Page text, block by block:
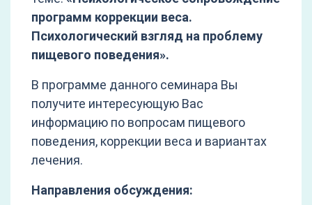
программ коррекции веса.
Психологический взгляд на проблему
пищевого поведения».
В программе данного семинара Вы
получите интересующую Вас
информацию по вопросам пищевого
поведения, коррекции веса и вариантах
лечения.
Направления обсуждения: